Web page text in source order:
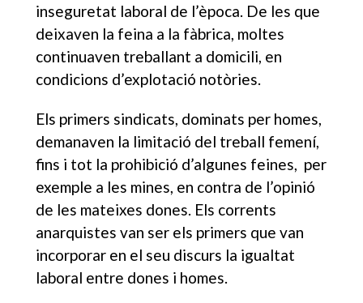
inseguretat laboral de l’època. De les que
deixaven la feina a la fàbrica, moltes
continuaven treballant a domicili, en
condicions d’explotació notòries.
Els primers sindicats, dominats per homes,
demanaven la limitació del treball femení,
fins i tot la prohibició d’algunes feines, per
exemple a les mines, en contra de l’opinió
de les mateixes dones. Els corrents
anarquistes van ser els primers que van
incorporar en el seu discurs la igualtat
laboral entre dones i homes.